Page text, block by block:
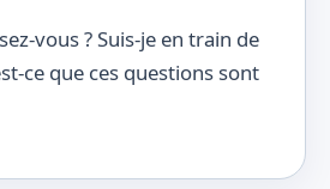
vous ? Suis-je en train de
ce que ces questions sont